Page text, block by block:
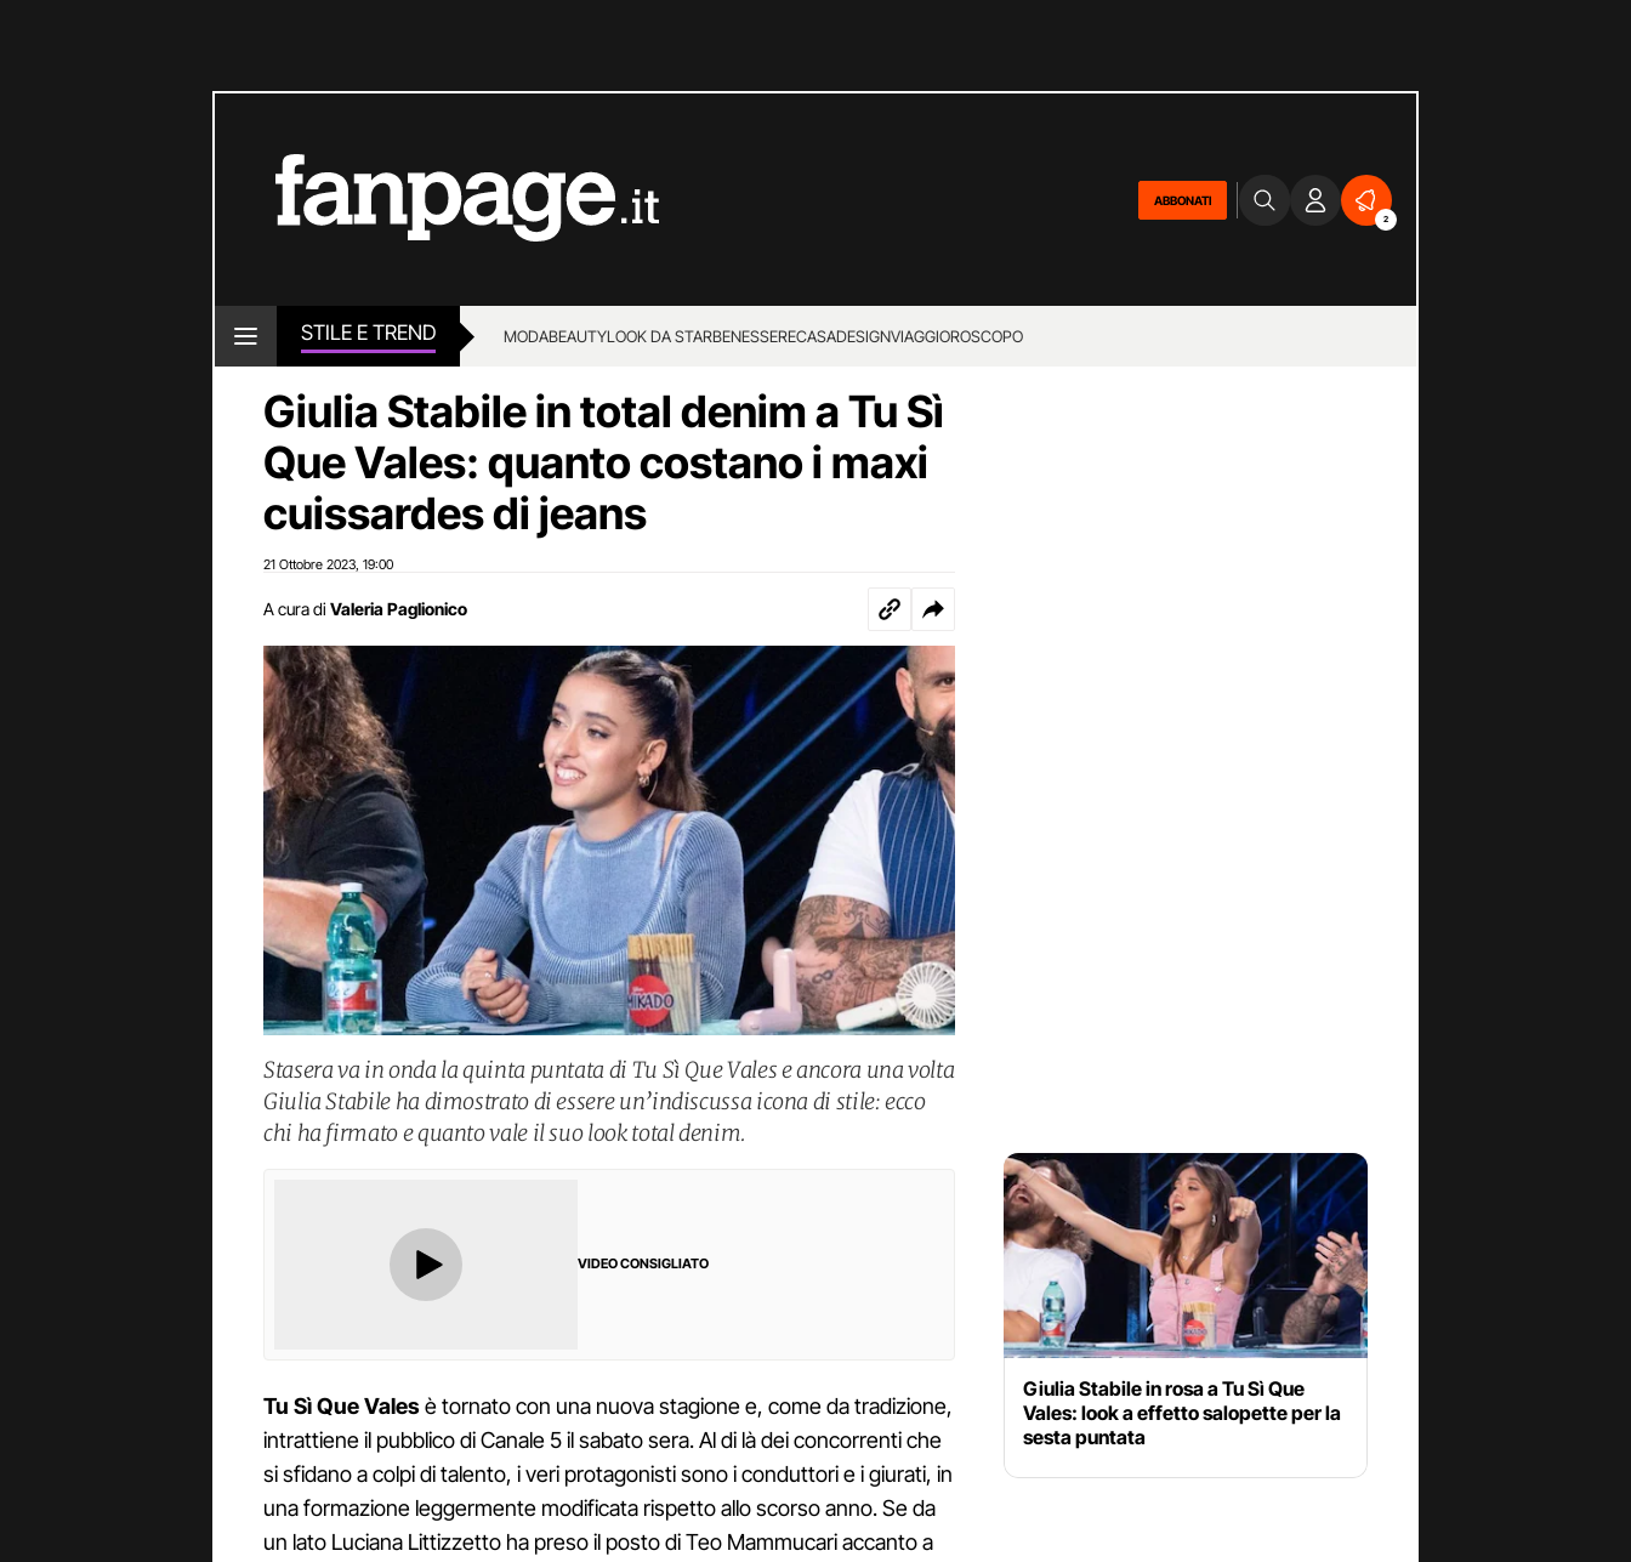
ABBONATI
2
STILE E TREND MODABEAUTYLOOK DA STARBENESSERECASADESIGNVIAGGIOROSCOPO
Giulia Stabile in total denim a Tu Sì
Que Vales: quanto costano i maxi
cuissardes di jeans
21 Ottobre 2023 19:00
A cura di Valeria Paglionico
Stasera va in onda la quinta puntata di Tu Sì Que Vales e ancora una volta
Giulia Stabile ha dimostrato di essere un’indiscussa icona di stile: ecco
chi ha firmato e quanto vale il suo look total denim.
VIDEO CONSIGLIATO
Tu Sì Que Valesè tornato con una nuova stagione e, come da tradizione,
intrattiene il pubblico di Canale 5 il sabato sera. Al di là dei concorrenti che
si sfidano a colpi di talento, i veri protagonisti sono i conduttori e i giurati, in
una formazione leggermente modificata rispetto allo scorso anno. Se da
un lato Luciana Littizzetto ha preso il posto di Teo Mammucari accanto a
Giulia Stabile in rosa a Tu Sì Que
Vales: look a effetto salopette per la
sesta puntata